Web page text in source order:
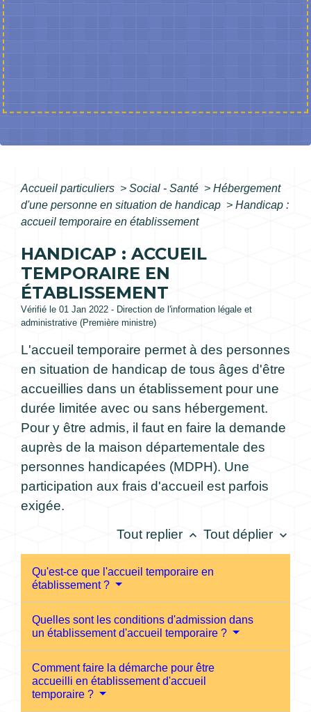
Accueil particuliers > Social - Santé > Hébergement
d'une personne en situation de handicap > Handicap :
accueil temporaire en établissement
HANDICAP : ACCUEIL
TEMPORAIRE EN
ÉTABLISSEMENT
Vérifié le 01 Jan 2022 - Direction de l'information légale et
administrative (Première ministre)
L'accueil temporaire permet à des personnes
en situation de handicap de tous âges d'être
accueillies dans un établissement pour une
durée limitée avec ou sans hébergement.
Pour y être admis, il faut en faire la demande
auprès de la maison départementale des
personnes handicapées (MDPH). Une
participation aux frais d'accueil est parfois
exigée.
Tout replier keyboard_arrow_up Tout déplier keyboard_arrow_down
Qu'est-ce que l'accueil temporaire en
établissement ?
Quelles sont les conditions d'admission dans
un établissement d'accueil temporaire ?
Comment faire la démarche pour être
accueilli en établissement d'accueil
temporaire ?